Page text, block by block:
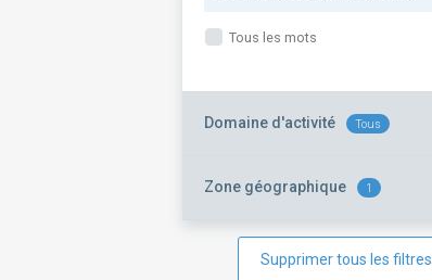
Tous les mots
Domaine d'activité Tous
Zone géographique 1
Supprimer tous les filtres